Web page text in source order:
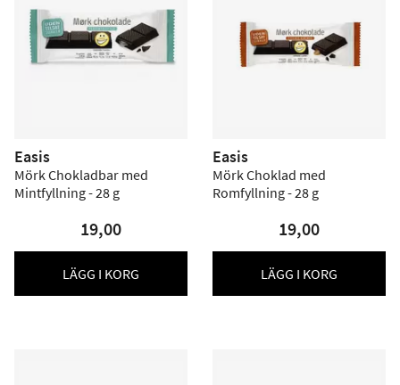
Easis
Mörk Chokladbar med
Mintfyllning - 28 g
19,00
LÄGG I KORG
Easis
Mörk Choklad med
Romfyllning - 28 g
19,00
LÄGG I KORG